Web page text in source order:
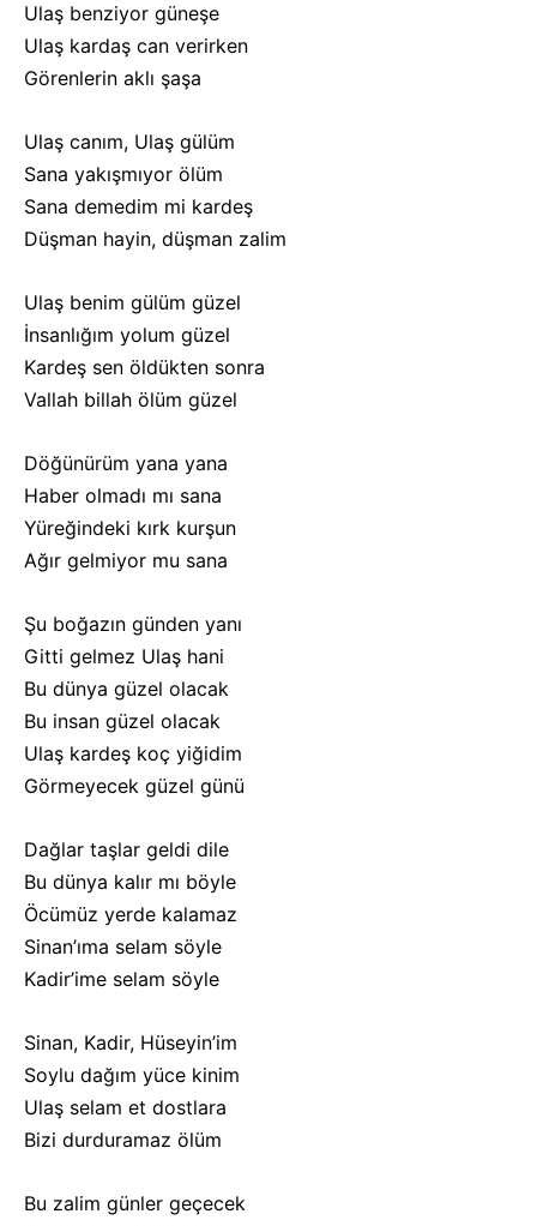
Ulaş benziyor güneşe
Ulaş kardaş can verirken
Görenlerin aklı şaşa
Ulaş canım, Ulaş gülüm
Sana yakışmıyor ölüm
Sana demedim mi kardeş
Düşman hayin, düşman zalim
Ulaş benim gülüm güzel
İnsanlığım yolum güzel
Kardeş sen öldükten sonra
Vallah billah ölüm güzel
Döğünürüm yana yana
Haber olmadı mı sana
Yüreğindeki kırk kurşun
Ağır gelmiyor mu sana
Şu boğazın günden yanı
Gitti gelmez Ulaş hani
Bu dünya güzel olacak
Bu insan güzel olacak
Ulaş kardeş koç yiğidim
Görmeyecek güzel günü
Dağlar taşlar geldi dile
Bu dünya kalır mı böyle
Öcümüz yerde kalamaz
Sinan’ıma selam söyle
Kadir’ime selam söyle
Sinan, Kadir, Hüseyin’im
Soylu dağım yüce kinim
Ulaş selam et dostlara
Bizi durduramaz ölüm
Bu zalim günler geçecek